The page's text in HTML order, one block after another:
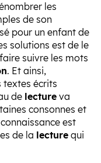
les
de son
pour un enfant de
solutions est de le
suivre les mots
. Et ainsi,
textes écrits
de lecture va
consonnes et
est
de la lecture qui